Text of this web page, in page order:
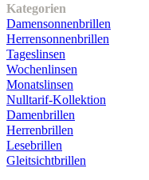
Kategorien
Damensonnenbrillen
Herrensonnenbrillen
Tageslinsen
Wochenlinsen
Monatslinsen
Nulltarif-Kollektion
Damenbrillen
Herrenbrillen
Lesebrillen
Gleitsichtbrillen